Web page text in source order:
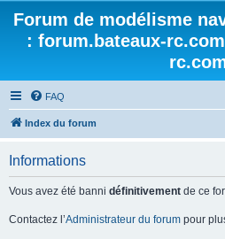
Forum de modélisme
: forum.bateaux-
FAQ
Index du forum
Informations
Vous avez été banni définitivement de ce
Contactez l’Administrateur du forum pour